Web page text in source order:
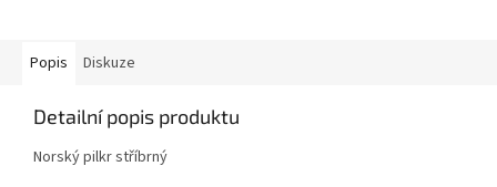
Popis Diskuze
Detailní popis produktu
Norský pilkr stříbrný